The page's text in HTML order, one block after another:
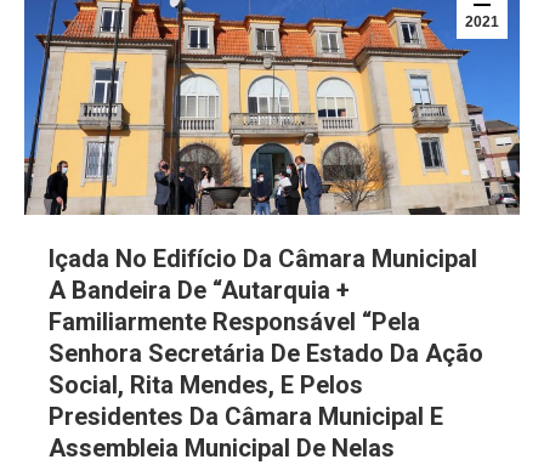
2021
Içada No Edifício Da Câmara Municipal
A Bandeira De “Autarquia +
Familiarmente Responsável “Pela
Senhora Secretária De Estado Da Ação
Social, Rita Mendes, E Pelos
Presidentes Da Câmara Municipal E
Assembleia Municipal De Nelas